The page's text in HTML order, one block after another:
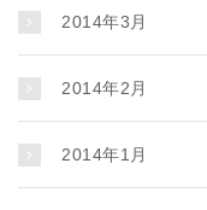
2014年3月
2014年2月
2014年1月